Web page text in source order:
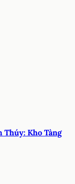
Thúy: Kho Tàng